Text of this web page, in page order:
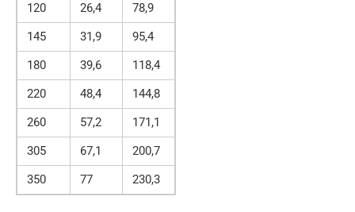
120
26,4
78,9
145
31,9
95,4
180
39,6
118,4
220
48,4
144,8
260
57,2
171,1
305
67,1
200,7
350
77 230,3